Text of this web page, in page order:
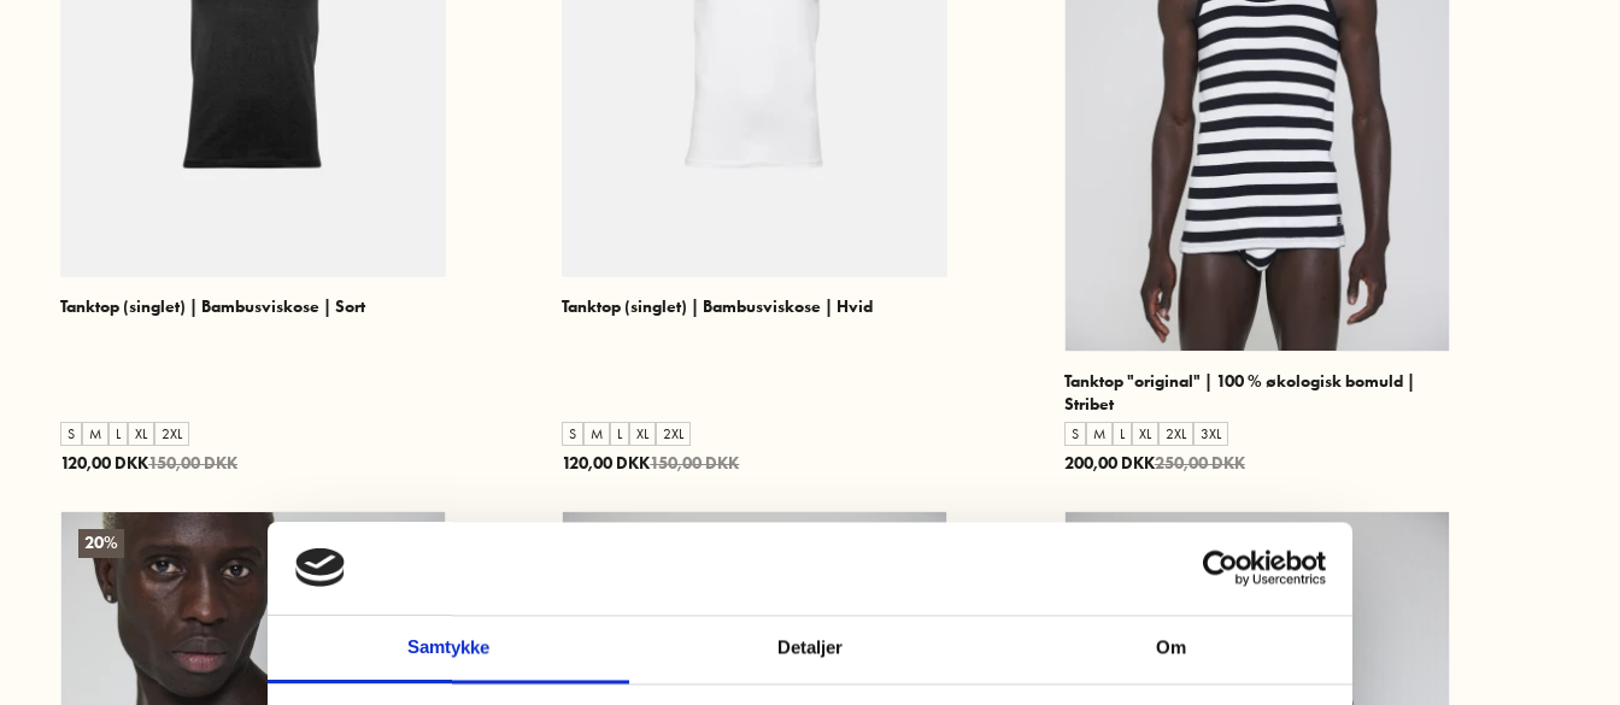
Samtykke Detaljer Om
FSC®-certificeret skov fældes der ikke flere
træer, end skoven selv kan nå at reproducere og
dyr og planteliv beskyttes.
Tanktop (singlet) | Bambusviskose | Sort
S M L XL 2XL
120,00 DKK150,00 DKK
Tanktop (singlet) | Bambusviskose | Hvid
S M L XL 2XL
120,00 DKK150,00 DKK
Tanktop "original" | 100 % økologisk bomuld |
Stribet
S M L XL 2XL 3XL
200,00 DKK250,00 DKK
20%